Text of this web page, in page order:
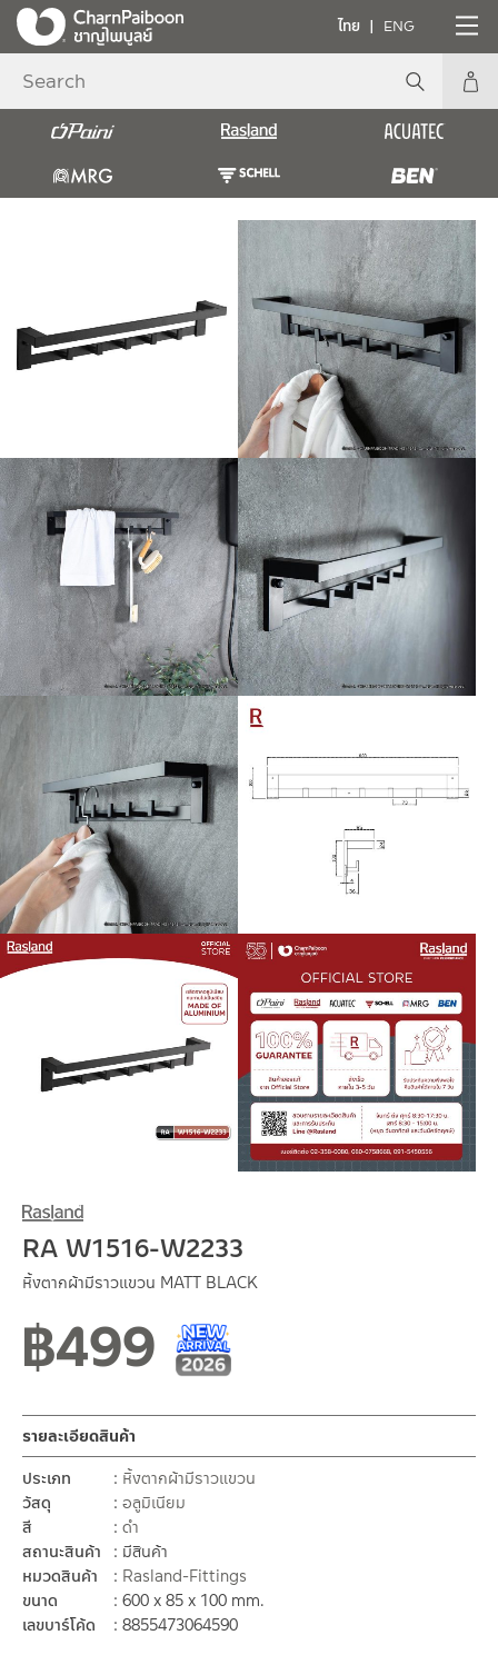
ไทย ENG
RA W1516-W2233
หิ้งตากผ้ามีราวแขวน MATT BLACK
฿499
รายละเอียดสินค้า
ประเภท
หิ้งตากผ้ามีราวแขวน
วัสดุ
อลูมิเนียม
สี
ดำ
สถานะสินค้า
มีสินค้า
หมวดสินค้า
Rasland-Fittings
ขนาด
600 x 85 x 100 mm.
เลขบาร์โค้ด
8855473064590